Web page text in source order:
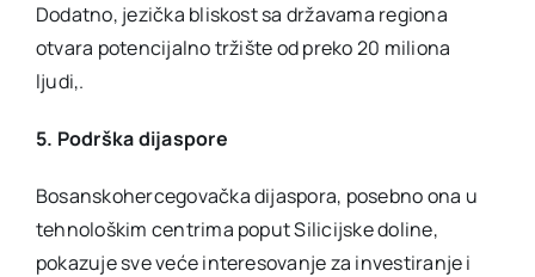
Dodatno, jezička bliskost sa državama regiona
otvara potencijalno tržište od preko 20 miliona
ljudi,.
5. Podrška dijaspore
Bosanskohercegovačka dijaspora, posebno ona u
tehnološkim centrima poput Silicijske doline,
pokazuje sve veće interesovanje za investiranje i